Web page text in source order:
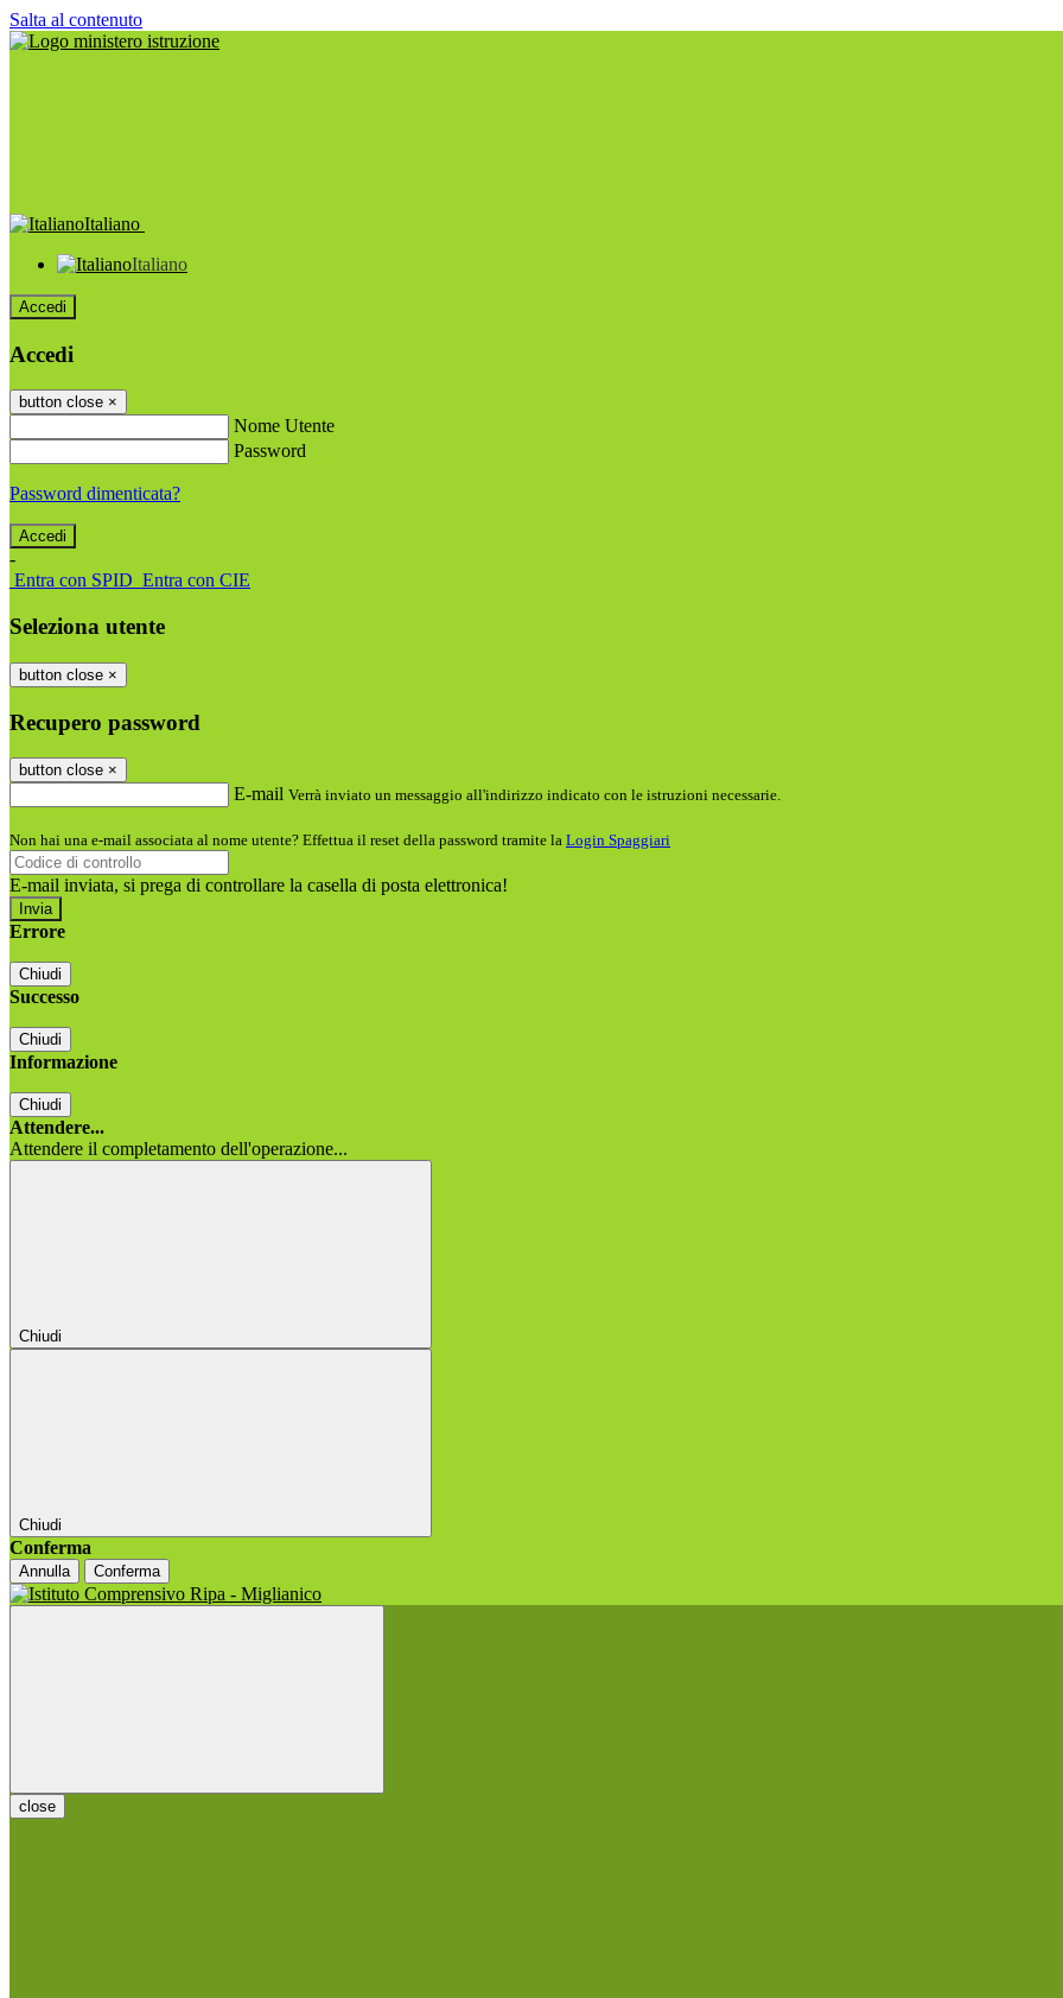
Salta al contenuto
Italiano
Italiano
Accedi
Accedi
button close ×
Nome Utente
Password
Password dimenticata?
-
Entra con SPID Entra con CIE
Seleziona utente
button close ×
Recupero password
button close ×
E-mail Verrà inviato un messaggio all'indirizzo indicato con le istruzioni necessarie.
Non hai una e-mail associata al nome utente? Effettua il reset della password tramite la Login Spaggiari
E-mail inviata, si prega di controllare la casella di posta elettronica!
Errore
Chiudi
Successo
Chiudi
Informazione
Chiudi
Attendere...
Attendere il completamento dell'operazione...
Chiudi
Chiudi
Conferma
Annulla Conferma
close